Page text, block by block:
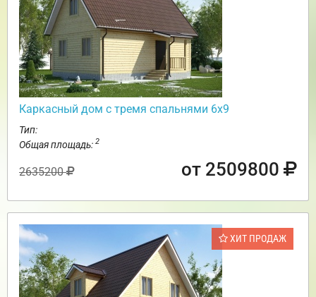
Каркасный дом с тремя спальнями 6х9
Тип:
Общая площадь: 2
2635200 от 2509800
ХИТ ПРОДАЖ